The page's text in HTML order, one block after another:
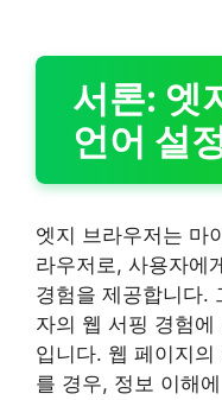
서론: 엣
언어 설
엣지 브라우저는 마
라우저로, 사용자에
경험을 제공합니다.
자의 웹 서핑 경험
입니다. 웹 페이지
를 경우, 정보 이해